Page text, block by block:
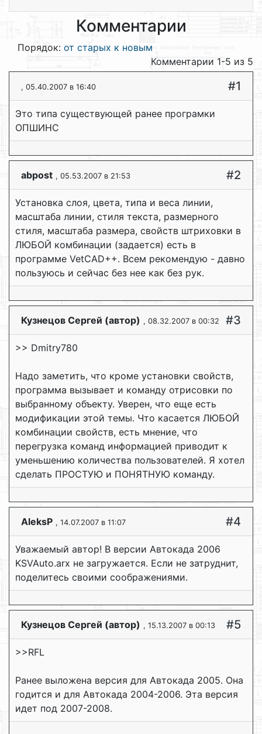
Комментарии
Порядок: от старых к новым
Комментарии 1-5 из 5
, 05.40.2007 в 16:40 #1
Это типа существующей ранее програмки
ОПШИНС
abpost , 05.53.2007 в 21:53 #2
Установка слоя, цвета, типа и веса линии,
масштаба линии, стиля текста, размерного
стиля, масштаба размера, свойств штриховки в
ЛЮБОЙ комбинации (задается) есть в
программе VetCAD++. Всем рекомендую - давно
пользуюсь и сейчас без нее как без рук.
Кузнецов Сергей (автор) , 08.32.2007 в 00:32 #3
>> Dmitry780
Надо заметить, что кроме установки свойств,
программа вызывает и команду отрисовки по
выбранному объекту. Уверен, что еще есть
модификации этой темы. Что касается ЛЮБОЙ
комбинации свойств, есть мнение, что
перегрузка команд информацией приводит к
уменьшению количества пользователей. Я хотел
сделать ПРОСТУЮ и ПОНЯТНУЮ команду.
AleksP , 14.07.2007 в 11:07 #4
Уважаемый автор! В версии Автокада 2006
KSVAuto.arx не загружается. Если не затруднит,
поделитесь своими соображениями.
Кузнецов Сергей (автор) , 15.13.2007 в 00:13 #5
>>RFL
Ранее выложена версия для Автокада 2005. Она
годится и для Автокада 2004-2006. Эта версия
идет под 2007-2008.